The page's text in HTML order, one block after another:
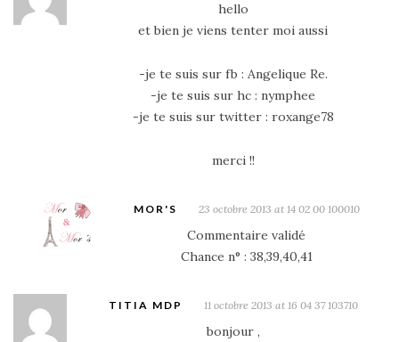
hello
et bien je viens tenter moi aussi
-je te suis sur fb : Angelique Re.
-je te suis sur hc : nymphee
-je te suis sur twitter : roxange78
merci !!
MOR'S 23 octobre 2013 at 14 02 00 100010
Commentaire validé
Chance n° : 38,39,40,41
TITIA MDP 11 octobre 2013 at 16 04 37 103710
bonjour ,